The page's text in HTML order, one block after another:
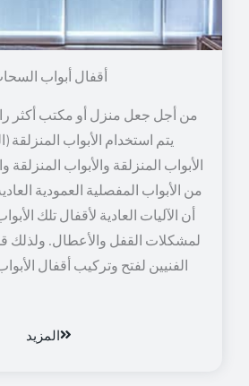
أقفال أبواب
من أجل جعل منزل أو مكتب أكثر
يتم استخدام الأبواب المنزلقة
الأبواب المنزلقة والأبواب المنزلقة
من الأبواب المفصلية العمودية
أن الآليات العادية لأقفال تلك
لمشكلات القفل والأعطال.
الفنيين لفتح وتركيب أقفال
المزيد